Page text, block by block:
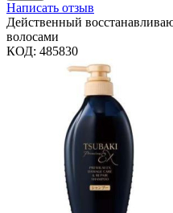
Написать отзыв
Действенный
волосами
КОД: 485830